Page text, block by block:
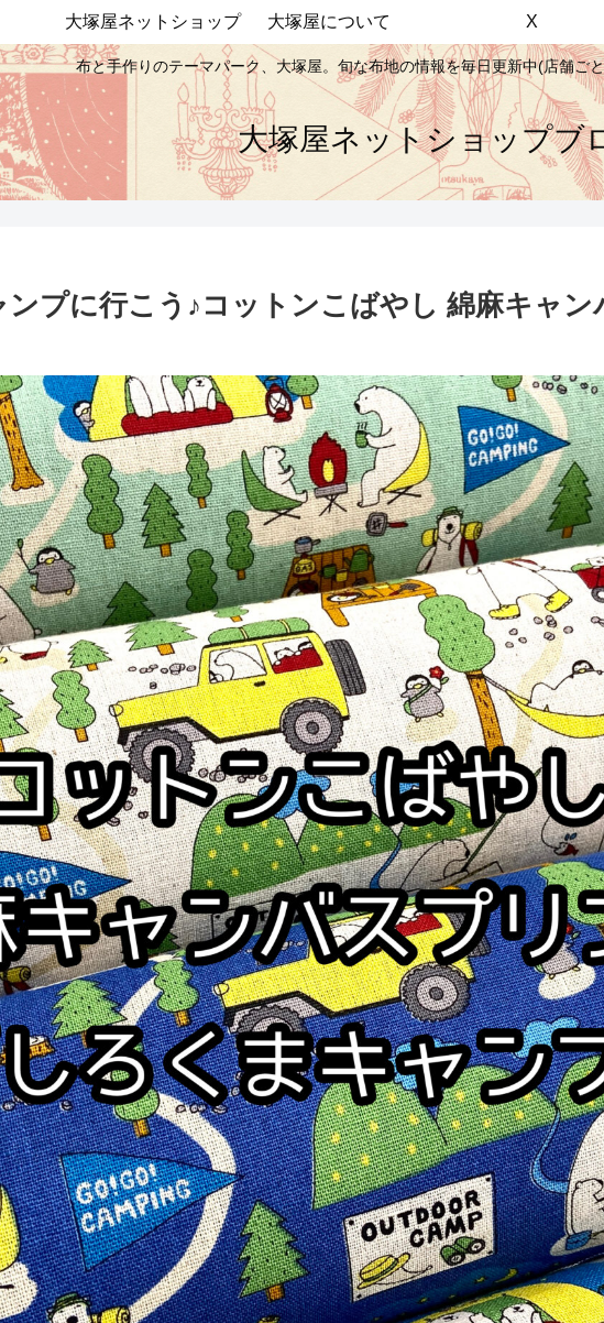
布と手作りのテーマパーク、大塚屋。旬な布地の情報を毎日更新中(店舗ご
大塚屋ネットショップブ
大塚屋ネットショップ 大塚屋について X
プに行こう♪コットンこばやし 綿麻キャン